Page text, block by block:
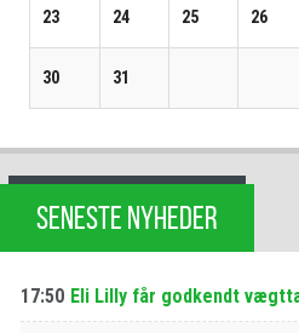
23 24 25 26
30 31
SENESTE NYHEDER
17:50 Eli Lilly får godkendt